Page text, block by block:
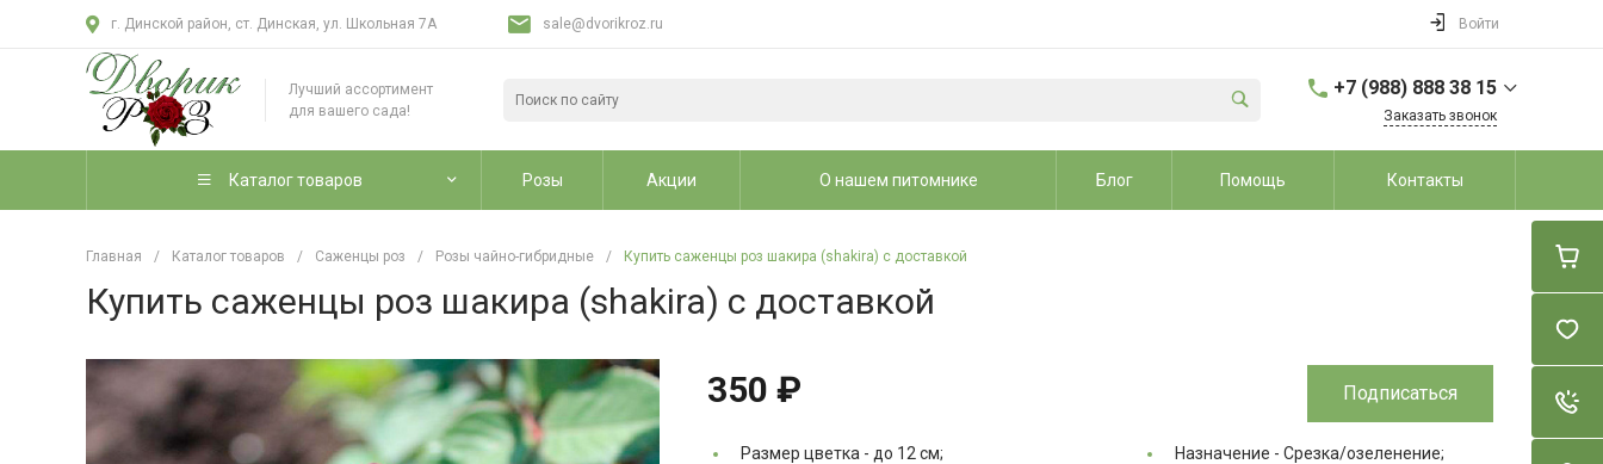
г. Динской район, ст. Динская, ул. Школьная 7А sale@dvorikroz.ru Войти
Лучший ассортимент
для вашего сада!
+7 (988) 888 38 15
г. Динской район, ст.
Заказать звонок
Каталог товаров Розы Акции О нашем питомнике Блог Помощь Контакты
Главная / Каталог товаров / Саженцы роз / Розы чайно-гибридные / Купить саженцы роз шакира (shakira) с доставкой
Купить саженцы роз шакира (shakira) с доставкой
350 ₽ Подписаться
Размер цветка - до 12 см; Назначение -Срезка/озеленение;